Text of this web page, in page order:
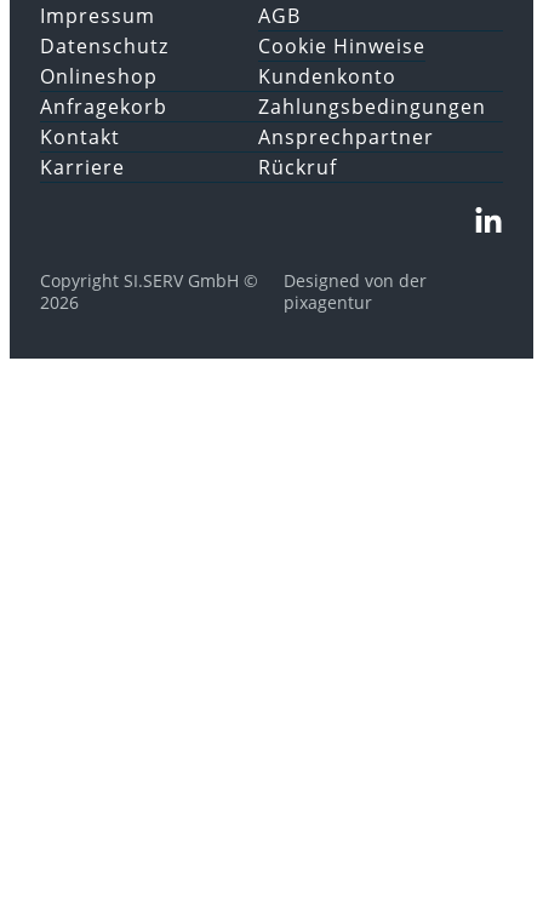
Impressum
Datenschutz
AGB
Cookie Hinweise
Onlineshop
Anfragekorb
Kundenkonto
Zahlungsbedingungen
Kontakt
Karriere
Ansprechpartner
Rückruf
Copyright SI.SERV GmbH ©
2026
Designed von der
pixagentur